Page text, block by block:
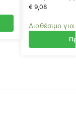
€9,08
Διαθέσιμο